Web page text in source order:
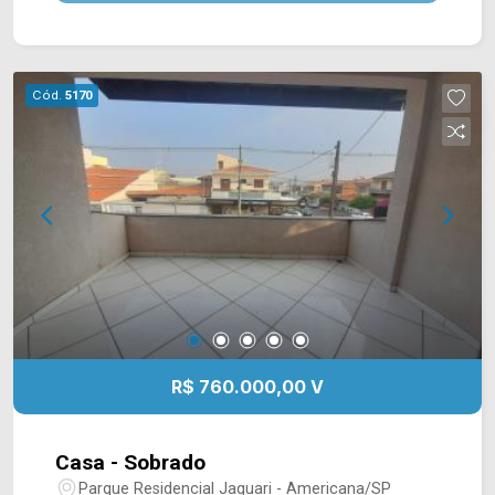
financiamento. Aceita permuta em terreno em
Nova Odessa. Localização próximo a
supermercado, restaurantes e farmácias,
escolas. Perto da av. Compositor. Entre em
contato com a nossa equipe de vendas e agende
a sua visita!! WhatsApp e Telefone Arbix: (19)
mudança!
Cód. 5170
R$ 760.000,00 V
Casa - Sobrado
Parque Residencial Jaguari - Americana/SP